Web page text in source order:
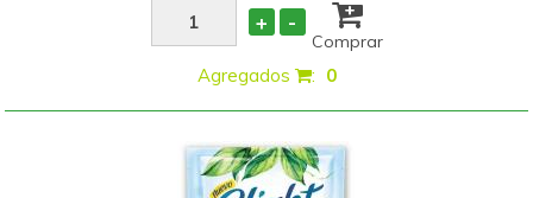
+ -
Comprar
Agregados : 0